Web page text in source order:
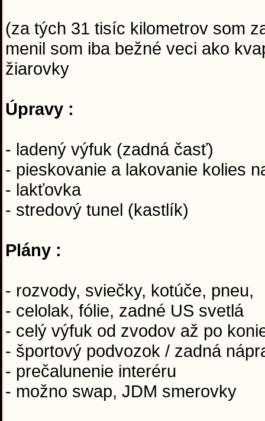
(za tých 31 tisíc kilometrov som
menil som iba bežné veci ako
žiarovky
Úpravy :
- ladený výfuk (zadná časť)
- pieskovanie a lakovanie kolies
- lakťovka
- stredový tunel (kastlík)
Plány :
- rozvody, sviečky, kotúče, pneu,
- celolak, fólie, zadné US svetlá
- celý výfuk od zvodov až po
- športový podvozok / zadná
- prečalunenie interéru
- možno swap, JDM smerovky